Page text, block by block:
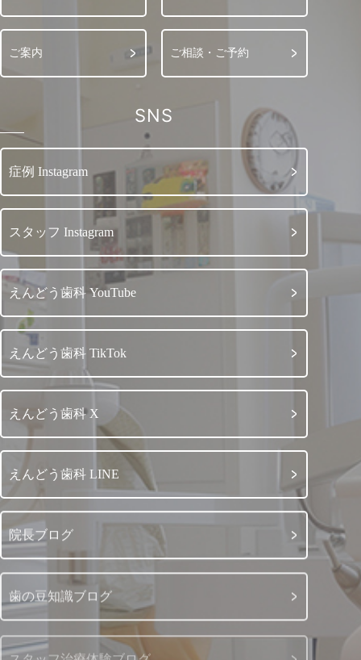
ご案内 ご相談・ご予約
SNS
症例 Instagram
スタッフ Instagram
えんどう歯科 YouTube
えんどう歯科 TikTok
えんどう歯科 X
えんどう歯科 LINE
院長ブログ
歯の豆知識ブログ
スタッフ治療体験ブログ